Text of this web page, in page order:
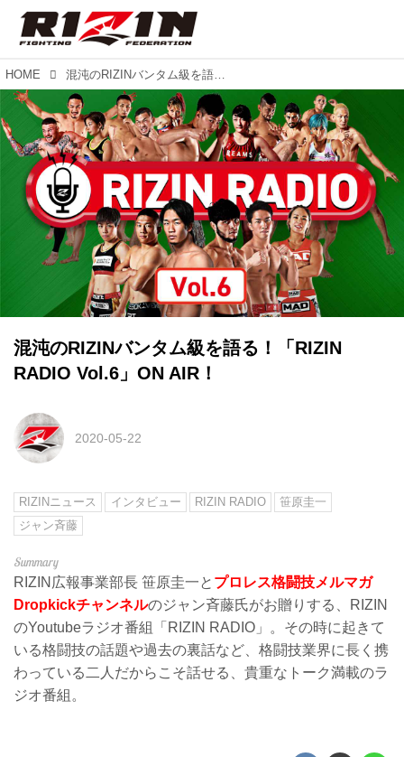
HOME 混沌のRIZINバンタム級を語る！「RIZIN RADIO Vol.6」ON AIR！
混沌のRIZINバンタム級を語る！「RIZIN
RADIO Vol.6」ON AIR！
2020-05-22
RIZINニュース インタビュー RIZIN RADIO
笹原圭一
ジャン斉藤
RIZIN広報事業部長 笹原圭一と プロレス格闘技メルマガ
Dropkickチャンネルのジャン斉藤氏がお贈りする、RIZIN
のYoutubeラジオ番組「RIZIN RADIO」。その時に起きて
いる格闘技の話題や過去の裏話など、格闘技業界に長く携
わっている二人だからこそ話せる、貴重なトーク満載のラ
ジオ番組。